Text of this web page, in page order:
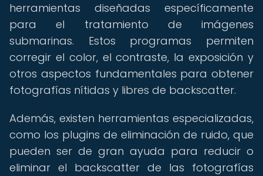
herramientas diseñadas específicamente
para el tratamiento de imágenes
submarinas. Estos programas permiten
corregir el color, el contraste, la exposición y
otros aspectos fundamentales para obtener
fotografías nítidas y libres de backscatter.
Además, existen herramientas especializadas,
como los plugins de eliminación de ruido, que
pueden ser de gran ayuda para reducir o
eliminar el backscatter de las fotografías